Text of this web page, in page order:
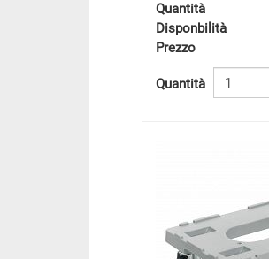
Quantità
Disponbilità
Prezzo
Quantità